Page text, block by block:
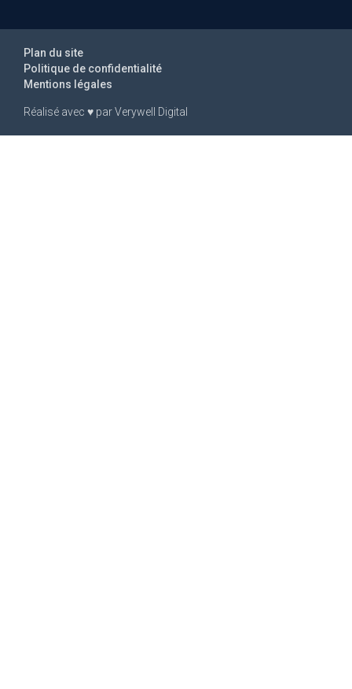
Réalisé avec ♥ parVerywell Digital
Mentions légales
Politique de confidentialité
Plan du site